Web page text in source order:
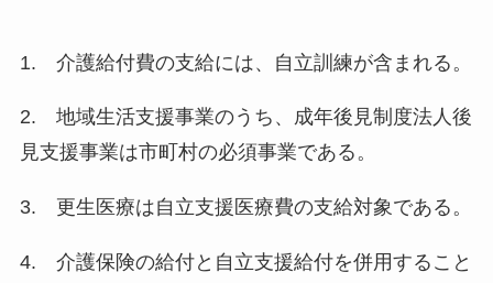
1. 介護給付費の支給には、自立訓練が含まれる。
2. 地域生活支援事業のうち、成年後見制度法人後
見支援事業は市町村の必須事業である。
3. 更生医療は自立支援医療費の支給対象である。
4. 介護保険の給付と自立支援給付を併用すること